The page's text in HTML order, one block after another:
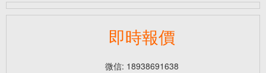
即時報價
微信: 18938691638